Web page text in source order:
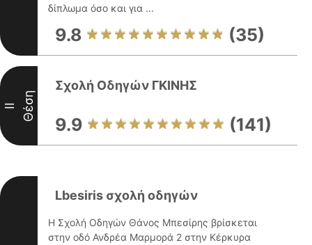
δίπλωμα όσο και για ...
9.8 (35)
II Θέση
Σχολή Οδηγών ΓΚΙΝΗΣ
9.9 (141)
Lbesiris σχολή οδηγών
Η Σχολή Οδηγών Θάνος Μπεσίρης βρίσκεται
στην οδό Ανδρέα Μαρμορά 2 στην Κέρκυρα